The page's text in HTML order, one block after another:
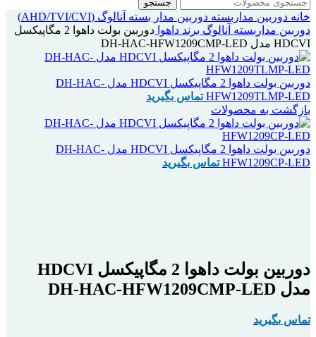
جستجو
خانه دوربین مداربسته دوربین مدار بسته آنالوگ (AHD/TVI/CVI)
دوربین مداربسته آنالوگ برند داهوا
دوربین بولت داهوا 2 مگاپیکسل
HDCVI مدل DH-HAC-HFW1209CMP-LED
دوربین بولت داهوا 2 مگاپیکسل HDCVI مدل DH-HAC-
HFW1209TLMP-LED تماس بگیرید
بازگشت به محصولات
دوربین بولت داهوا 2 مگاپیکسل HDCVI مدل DH-HAC-
HFW1209CP-LED تماس بگیرید
دوربین بولت داهوا 2 مگاپیکسل HDCVI
مدل DH-HAC-HFW1209CMP-LED
تماس بگیرید